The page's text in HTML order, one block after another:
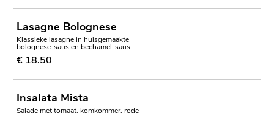
Lasagne Bolognese
Klassieke lasagne in huisgemaakte
bolognese-saus en bechamel-saus
€ 18.50
Insalata Mista
Salade met tomaat, komkommer, rode